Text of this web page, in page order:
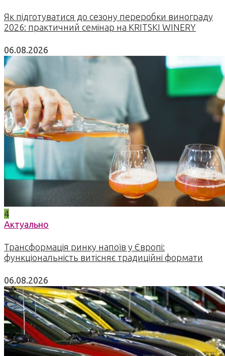
Як підготуватися до сезону переробки винограду
2026: практичний семінар на KRITSKI WINERY
06.08.2026
4
Актуально
Трансформація ринку напоїв у Європі:
функціональність витісняє традиційні формати
06.08.2026